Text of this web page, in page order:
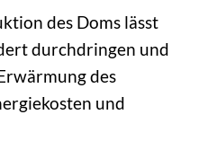
des Doms lässt
durchdringen und
des
und